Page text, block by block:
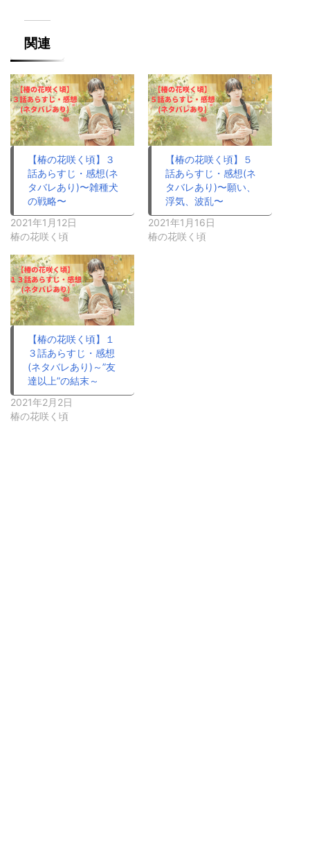
関連
【椿の花咲く頃】３
話あらすじ・感想(ネ
タバレあり)〜雑種犬
の戦略〜
2021年1月12日
椿の花咲く頃
【椿の花咲く頃】５
話あらすじ・感想(ネ
タバレあり)〜願い、
浮気、波乱〜
2021年1月16日
椿の花咲く頃
【椿の花咲く頃】１
３話あらすじ・感想
(ネタバレあり)～”友
達以上”の結末～
2021年2月2日
椿の花咲く頃